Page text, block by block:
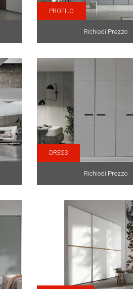
PROFILO
Richiedi Prezzo
DRESS
Richiedi Prezzo